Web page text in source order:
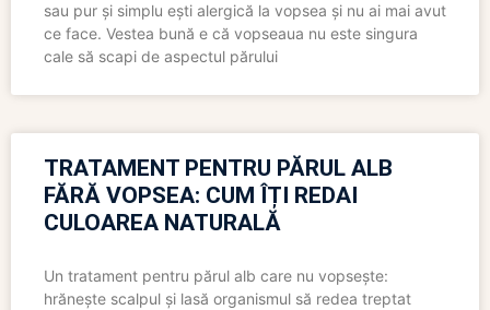
sau pur și simplu ești alergică la vopsea și nu ai mai avut
ce face. Vestea bună e că vopseaua nu este singura
cale să scapi de aspectul părului
TRATAMENT PENTRU PĂRUL ALB
FĂRĂ VOPSEA: CUM ÎȚI REDAI
CULOAREA NATURALĂ
Un tratament pentru părul alb care nu vopsește:
hrănește scalpul și lasă organismul să redea treptat